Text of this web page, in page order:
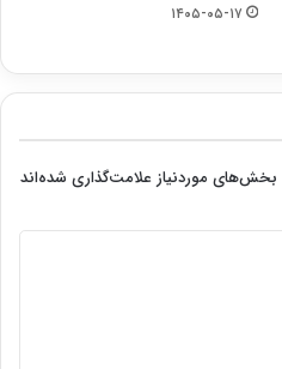
۱۴۰۵-۰۵-۱۷
بخش‌های موردنیاز علامت‌گذاری شده‌اند